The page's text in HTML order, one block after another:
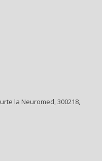
la Neuromed, 300218,